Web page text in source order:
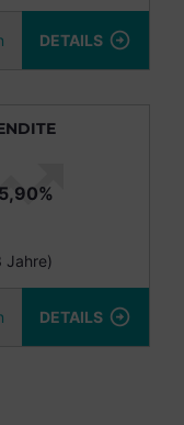
DETAILS
Jahre)
DETAILS